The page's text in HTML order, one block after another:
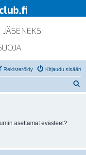
JÄSENEKSI
Kirjaudu sisään
Rekisteröidy
asettamat evästeet?